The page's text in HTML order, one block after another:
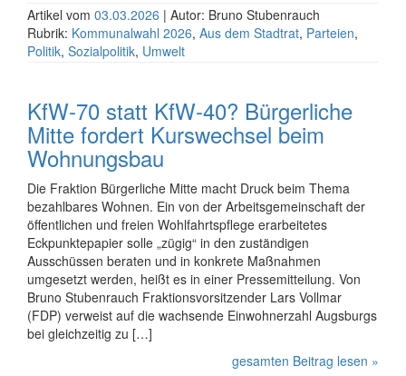
Artikel vom 03.03.2026 | Autor: Bruno Stubenrauch
Rubrik: Kommunalwahl 2026, Aus dem Stadtrat, Parteien,
Politik, Sozialpolitik, Umwelt
KfW-70 statt KfW-40? Bürgerliche
Mitte fordert Kurswechsel beim
Wohnungsbau
Die Fraktion Bürgerliche Mitte macht Druck beim Thema
bezahlbares Wohnen. Ein von der Arbeits­gemein­schaft der
öffent­lichen und freien Wohlfahrts­pflege erarbeitetes
Eckpunkte­papier solle „zügig“ in den zuständigen
Ausschüssen beraten und in konkrete Maßnahmen
umgesetzt werden, heißt es in einer Pressemitteilung. Von
Bruno Stubenrauch Fraktionsvorsitzender Lars Vollmar
(FDP) verweist auf die wachsende Einwohner­zahl Augsburgs
bei gleichzeitig zu […]
gesamten Beitrag lesen »